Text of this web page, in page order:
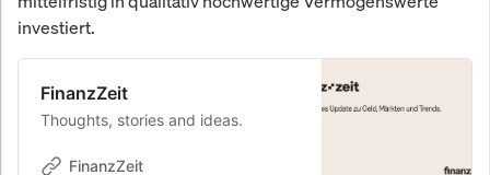
investiert.
FinanzZeit
Thoughts, stories and ideas.
FinanzZeit